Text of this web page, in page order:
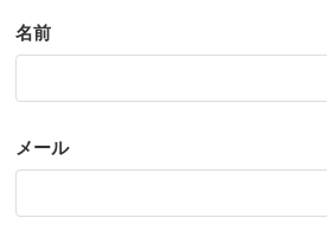
名前
メール